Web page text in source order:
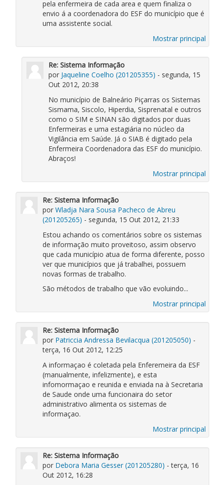
pela enfermeira de cada area e quem finaliza o
envio á a coordenadora do ESF do município que é
uma assistente social.
Mostrar principal
Re: Sistema Informação
por Jaqueline Coelho (201205355) - segunda, 15
Out 2012, 20:38
No município de Balneário Piçarras os Sistemas
Sismama, Siscolo, Hiperdia, Sisprenatal e outros
como o SIM e SINAN são digitados por duas
Enfermeiras e uma estagiária no núcleo da
Vigilância em Saúde. Já o SIAB é digitado pela
Enfermeira Coordenadora das ESF do município.
Abraços!
Mostrar principal
Re: Sistema Informação
porWladja Nara Sousa Pacheco de Abreu
(201205265) - segunda, 15 Out 2012, 21:33
Estou achando os comentários sobre os sistemas
de informação muito proveitoso, assim observo
que cada município atua de forma diferente, posso
ver que municípios que já trabalhei, possuem
novas formas de trabalho.
São métodos de trabalho que vão evoluindo...
Mostrar principal
Re: Sistema Informação
por Patriccia Andressa Bevilacqua (201205050) -
terça, 16 Out 2012, 12:25
A informaçao é coletada pela Enferemeira da ESF
(manualmente, infelizmente), e esta
infomormaçao e reunida e enviada na à Secretaria
de Saude onde uma funcionaira do setor
administrativo alimenta os sistemas de
informaçao.
Mostrar principal
Re: Sistema Informação
por Debora Maria Gesser (201205280) - terça, 16
Out 2012, 16:28